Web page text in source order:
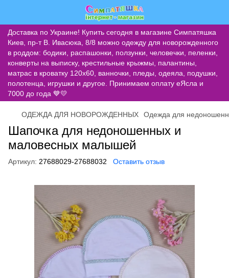
Доставка по Украине! Купить сегодня в магазине Симпатяшка
Киев, пр-т В. Ивасюка, 8/8 можно одежду для новорожденного
в роддом: бодики, распашонки, ползунки, человечки, пеленки,
конверты на выписку, крестильные крыжмы, палантины,
матрас в кроватку 120х60, ванночки, пледы, одеяла, подушки,
полотенца, игрушки и другое. Принимаем оплату еЯсла и
7000 до года 💙💛
ОДЕЖДА ДЛЯ НОВОРОЖДЕННЫХ Одежда для
Шапочка для недоношенных и
маловесных малышей
Артикул: 27688029-27688032 Оставить отзыв